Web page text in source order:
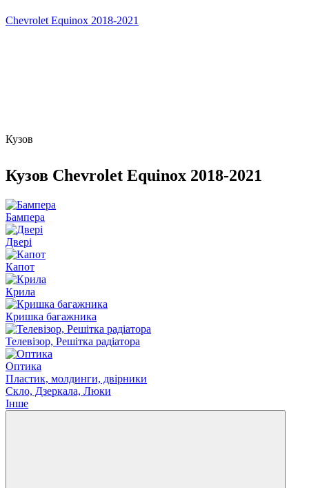
Chevrolet Equinox 2018-2021
Кузов
Кузов Chevrolet Equinox 2018-2021
Бампера
Двері
Капот
Крила
Кришка багажника
Телевізор, Решітка радіатора
Оптика
Пластик, молдинги, двірники
Скло, Дзеркала, Люки
Інше